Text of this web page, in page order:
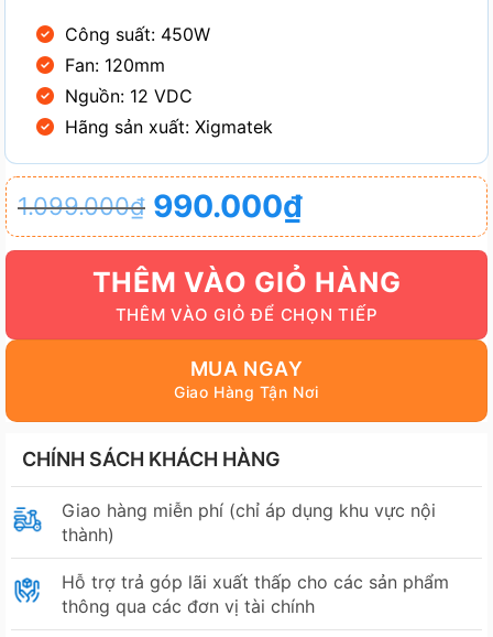
Công suất: 450W
Fan: 120mm
Nguồn: 12 VDC
Hãng sản xuất: Xigmatek
1.099.000₫
Giá
gốc
1.099.000₫.
990.000₫
Giá
hiện
990.000₫.
THÊM VÀO GIỎ HÀNG
MUA NGAY
CHÍNH SÁCH KHÁCH HÀNG
Giao hàng miễn phí (chỉ áp dụng khu vực nội
thành)
Hỗ trợ trả góp lãi xuất thấp cho các sản phẩm
thông qua các đơn vị tài chính